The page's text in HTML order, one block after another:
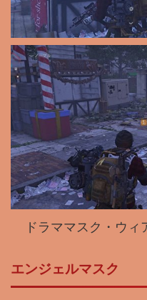
ドラママスク・ウィ
エンジェルマスク